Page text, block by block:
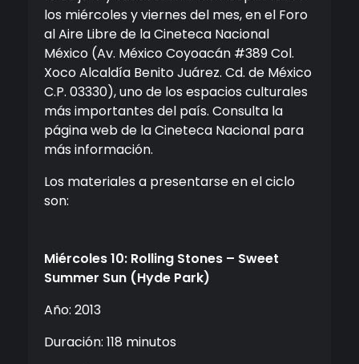
los miércoles y viernes del mes, en el Foro
al Aire Libre de la Cineteca Nacional
México (Av. México Coyoacán #389 Col.
Xoco Alcaldía Benito Juárez. Cd. de México
C.P. 03330), uno de los espacios culturales
más importantes del país. Consulta la
página web de la Cineteca Nacional para
más información.
Los materiales a presentarse en el ciclo
son:
Miércoles 10: Rolling Stones – Sweet
Summer Sun (Hyde Park)
Año: 2013
Duración: 118 minutos